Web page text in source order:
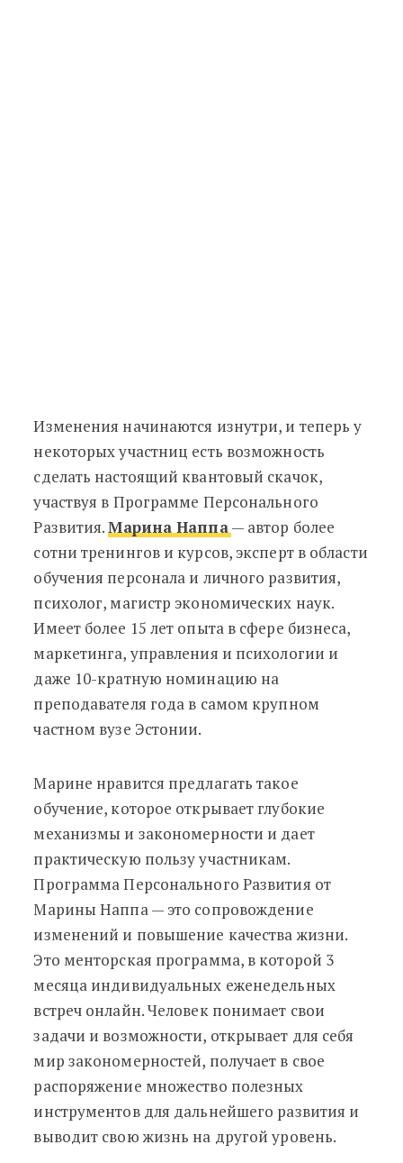
Изменения начинаются изнутри, и теперь у
некоторых участниц есть возможность
сделать настоящий квантовый скачок,
участвуя в Программе Персонального
Развития.Марина Наппа— автор более
сотни тренингов и курсов, эксперт в области
обучения персонала и личного развития,
психолог, магистр экономических наук.
Имеет более 15 лет опыта в сфере бизнеса,
маркетинга, управления и психологии и
даже 10-кратную номинацию на
преподавателя года в самом крупном
частном вузе Эстонии.
Марине нравится предлагать такое
обучение, которое открывает глубокие
механизмы и закономерности и дает
практическую пользу участникам.
Программа Персонального Развития от
Марины Наппа — это сопровождение
изменений и повышение качества жизни.
Это менторская программа, в которой 3
месяца индивидуальных еженедельных
встреч онлайн. Человек понимает свои
задачи и возможности, открывает для себя
мир закономерностей, получает в свое
распоряжение множество полезных
инструментов для дальнейшего развития и
выводит свою жизнь на другой уровень.